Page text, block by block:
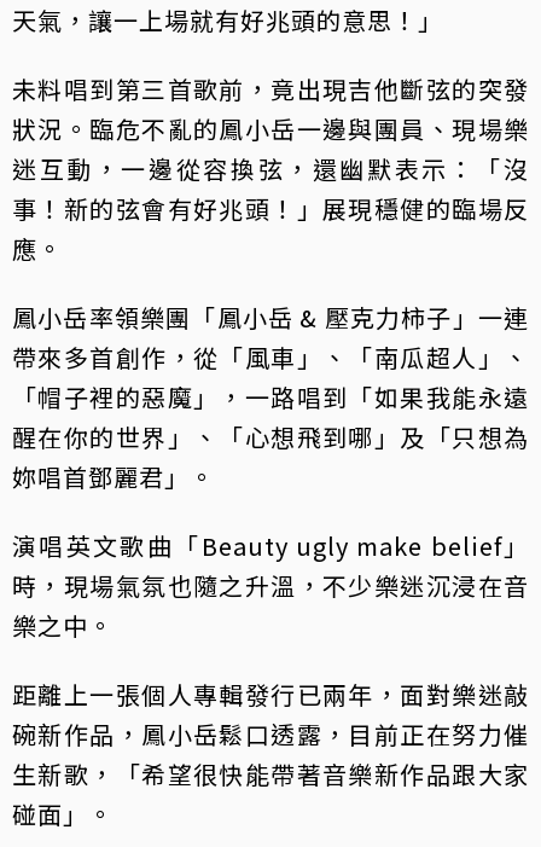
天氣，讓一上場就有好兆頭的意思！」
未料唱到第三首歌前，竟出現吉他斷弦的突發
狀況。臨危不亂的鳳小岳一邊與團員、現場樂
迷互動，一邊從容換弦，還幽默表示：「沒
事！新的弦會有好兆頭！」展現穩健的臨場反
應。
鳳小岳率領樂團「鳳小岳 & 壓克力柿子」一連
帶來多首創作，從「風車」、「南瓜超人」、
「帽子裡的惡魔」，一路唱到「如果我能永遠
醒在你的世界」、「心想飛到哪」及「只想為
妳唱首鄧麗君」。
演唱英文歌曲「Beauty ugly make belief」
時，現場氣氛也隨之升溫，不少樂迷沉浸在音
樂之中。
距離上一張個人專輯發行已兩年，面對樂迷敲
碗新作品，鳳小岳鬆口透露，目前正在努力催
生新歌，「希望很快能帶著音樂新作品跟大家
碰面」。